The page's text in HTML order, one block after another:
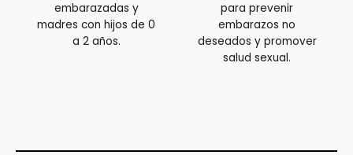
embarazadas y
madres con hijos de 0
a 2 años.
para prevenir
embarazos no
deseados y promover
salud sexual.